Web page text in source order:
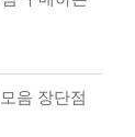
음 장단점